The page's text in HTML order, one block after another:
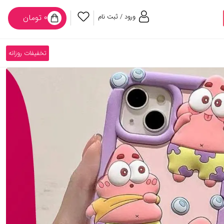
ورود / ثبت نام ۰ تومان
تخفیفات روزانه